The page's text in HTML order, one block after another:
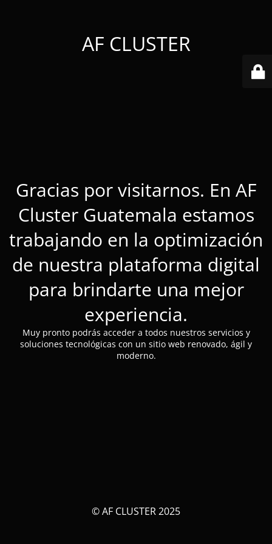
AF CLUSTER
Gracias por visitarnos. En AF
Cluster Guatemala estamos
trabajando en la optimización
de nuestra plataforma digital
para brindarte una mejor
experiencia.
Muy pronto podrás acceder a todos nuestros servicios y
soluciones tecnológicas con un sitio web renovado, ágil y
moderno.
© AF CLUSTER 2025